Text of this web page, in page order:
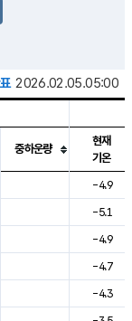
2026.02.05.05:00
기압등을 안내한 표입
중하운량
현재
기온
-4.9
-5.1
-4.9
-4.7
-4.3